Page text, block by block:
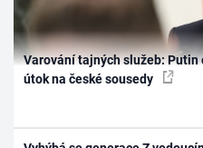
Varování tajných služeb: Putin
útok na české sousedy